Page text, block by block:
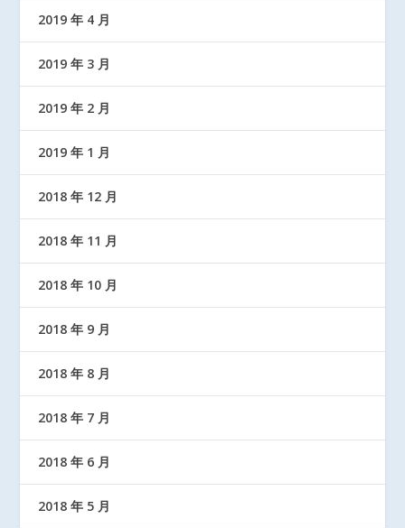
2019 年 4 月
2019 年 3 月
2019 年 2 月
2019 年 1 月
2018 年 12 月
2018 年 11 月
2018 年 10 月
2018 年 9 月
2018 年 8 月
2018 年 7 月
2018 年 6 月
2018 年 5 月